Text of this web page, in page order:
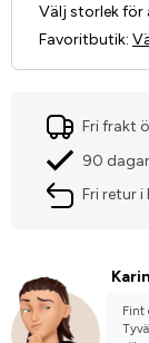
Välj storlek för
Favoritbutik:
Fri frakt
90
Fri retur